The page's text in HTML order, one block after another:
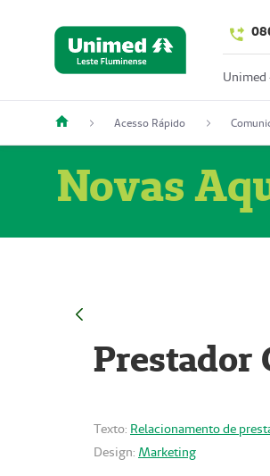
Unimed
Acesso Rápido
Novas
Prestador
Texto: Relacionamento de
Design: Marketing